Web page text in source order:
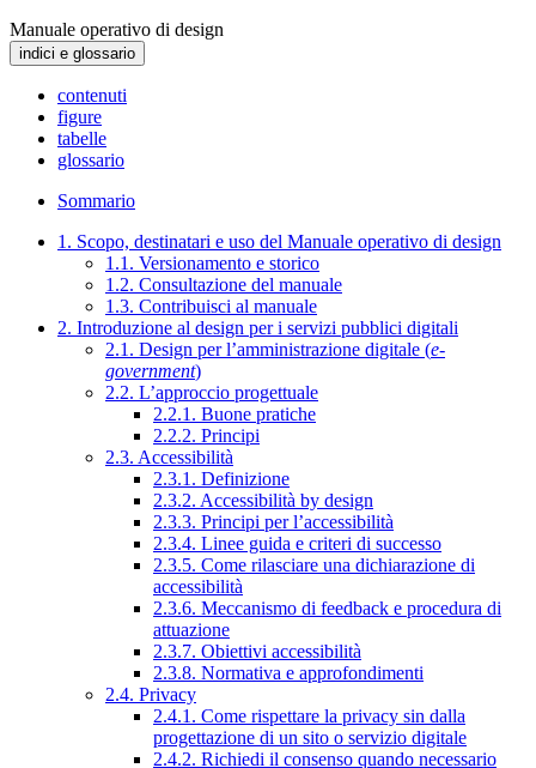
Manuale operativo di design
indici e glossario
contenuti
figure
tabelle
glossario
Sommario
1. Scopo, destinatari e uso del Manuale operativo di design
1.1. Versionamento e storico
1.2. Consultazione del manuale
1.3. Contribuisci al manuale
2. Introduzione al design per i servizi pubblici digitali
2.1. Design per l’amministrazione digitale (e-
government)
2.2. L’approccio progettuale
2.2.1. Buone pratiche
2.2.2. Principi
2.3. Accessibilità
2.3.1. Definizione
2.3.2. Accessibilità by design
2.3.3. Principi per l’accessibilità
2.3.4. Linee guida e criteri di successo
2.3.5. Come rilasciare una dichiarazione di
accessibilità
2.3.6. Meccanismo di feedback e procedura di
attuazione
2.3.7. Obiettivi accessibilità
2.3.8. Normativa e approfondimenti
2.4. Privacy
2.4.1. Come rispettare la privacy sin dalla
progettazione di un sito o servizio digitale
2.4.2. Richiedi il consenso quando necessario